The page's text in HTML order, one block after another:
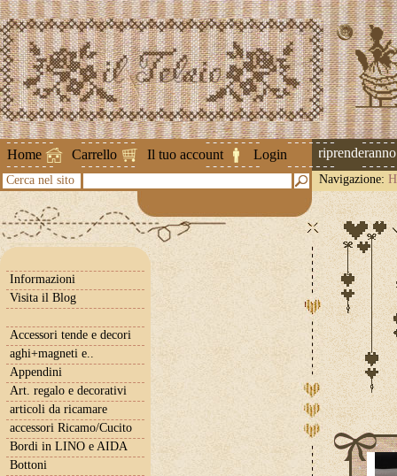
Home Carrello Il tuo account Login
Attenzione ! Le spedizioni riprenderanno il 2
Cerca nel sito Navigazione:
Informazioni
Visita il Blog
Accessori tende e decori
aghi+magneti e..
Appendini
Art. regalo e decorativi
articoli da ricamare
accessori Ricamo/Cucito
Bordi in LINO e AIDA
Bottoni